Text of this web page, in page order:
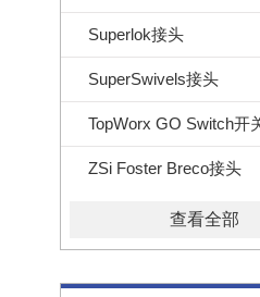
Superlok接头
SuperSwivels接头
TopWorx GO Switch开
ZSi Foster Breco接头
查看全部